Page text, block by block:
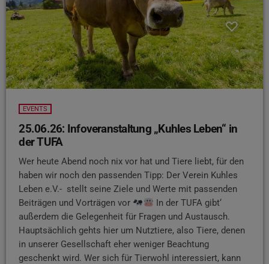
EVENTS
25.06.26: Infoveranstaltung „Kuhles Leben“ in
der TUFA
Wer heute Abend noch nix vor hat und Tiere liebt, für den
haben wir noch den passenden Tipp: Der Verein Kuhles
Leben e.V.- stellt seine Ziele und Werte mit passenden
Beiträgen und Vorträgen vor
In der TUFA gibt‘
außerdem die Gelegenheit für Fragen und Austausch.
Hauptsächlich gehts hier um Nutztiere, also Tiere, denen
in unserer Gesellschaft eher weniger Beachtung
geschenkt wird. Wer sich für Tierwohl interessiert, kann